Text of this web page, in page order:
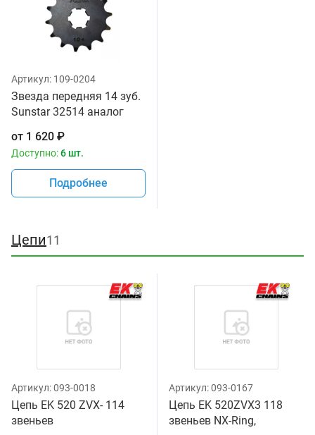
Артикул: 109-0204
Звезда передняя 14 зуб.
Sunstar 32514 аналог
от 1 620 ₽
Доступно:6 шт.
Подробнее
Цепи11
Артикул:093-0018
Цепь EK 520 ZVX- 114
звеньев
Артикул:093-0167
Цепь EK 520ZVX3 118
звеньев NX-Ring,